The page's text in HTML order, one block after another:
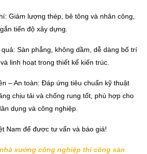
Giảm lượng thép, bê tông và nhân công,
tiến độ xây dựng.
Sàn phẳng, không dầm, dễ dàng bố trí
linh hoạt trong thiết kế kiến trúc.
– An toàn: Đáp ứng tiêu chuẩn kỹ thuật
chịu tải và chống rung tốt, phù hợp cho
dụng và công nghiệp.
Nam để được tư vấn và báo giá!
xưởng công nghiệp thi công sàn